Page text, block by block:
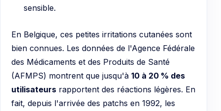
sensible.
En Belgique, ces petites irritations cutanées sont
bien connues. Les données de l'Agence Fédérale
des Médicaments et des Produits de Santé
(AFMPS) montrent que jusqu'à 10 à 20 % des
utilisateurs rapportent des réactions légères. En
fait, depuis l'arrivée des patchs en 1992, les